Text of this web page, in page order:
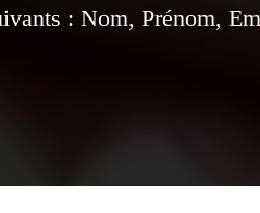
: Nom, Prénom,